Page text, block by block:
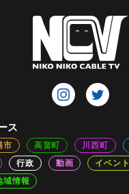
ス
市 高畠町 川西町
行政 動画 イベント
域情報